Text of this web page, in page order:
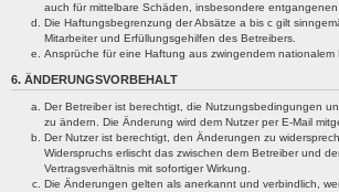
auch für mittelbare Schäden, insbesondere entgangenen
Die Haftungsbegrenzung der Absätze a bis c gilt
Mitarbeiter und Erfüllungsgehilfen des Betreibers.
Ansprüche für eine Haftung aus zwingendem nationalem
6. ÄNDERUNGSVORBEHALT
Der Betreiber ist berechtigt, die Nutzungsbedingungen
zu ändern. Die Änderung wird dem Nutzer per E-Mail
Der Nutzer ist berechtigt, den Änderungen zu
Widerspruchs erlischt das zwischen dem Betreiber und
Vertragsverhältnis mit sofortiger Wirkung.
Die Änderungen gelten als anerkannt und verbindlich,